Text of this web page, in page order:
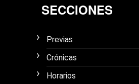
SECCIONES
Previas
Crónicas
Horarios